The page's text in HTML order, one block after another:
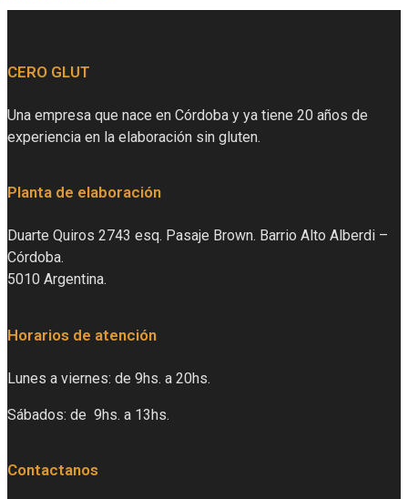
CERO GLUT
Una empresa que nace en Córdoba y ya tiene 20 años de
experiencia en la elaboración sin gluten.
Planta de elaboración
Duarte Quiros 2743 esq. Pasaje Brown. Barrio Alto Alberdi –
Córdoba.
5010 Argentina.
Horarios de atención
Lunes a viernes: de 9hs. a 20hs.
Sábados: de 9hs. a 13hs.
Contactanos